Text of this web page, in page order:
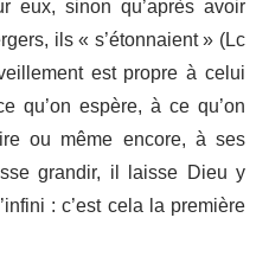
ils « s’étonnaient » (Lc
est propre à celui
espère, à ce qu’on
ou même encore, à ses
grandir, il laisse Dieu y
: c’est cela la première